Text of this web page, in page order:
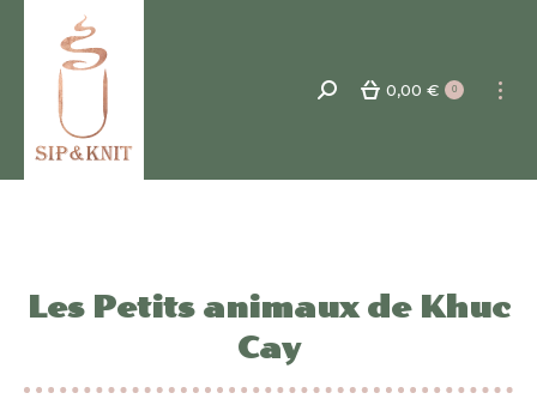
Recherche
0,00 € 0
Les Petits animaux de Khuc
Cay